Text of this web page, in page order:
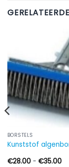
BORSTELS
Kunststof
€28.00 - €35.00